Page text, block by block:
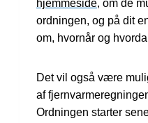
hjemmeside, om de
ordningen, og på dit
om, hvornår og
Det vil også være
af
Ordningen starter